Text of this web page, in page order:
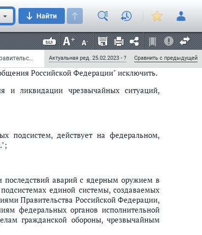
Найти
Постановление Правительства РФ от 27 мая 2005 г. N 335 "О внесении изменений в постановление Правительства Российской Федерации от 30 декабря 2003 г. N 794" (с изменениями и дополнениями) Актуальная ред. 25.02.2023 - ? Сравнить с предыдущей
27 мая 2005 г. N 335)
Российской Федерации" исключить.
и ликвидации чрезвычайных ситуаций,
подсистем, действует на федеральном,
последствий аварий с ядерным оружием в
единой системы, создаваемых
Правительства Российской Федерации,
федеральных органов исполнительной
гражданской обороны, чрезвычайным